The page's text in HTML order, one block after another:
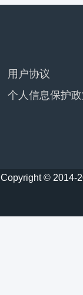
用户协议
个人信息保护
Copyright © 2014-